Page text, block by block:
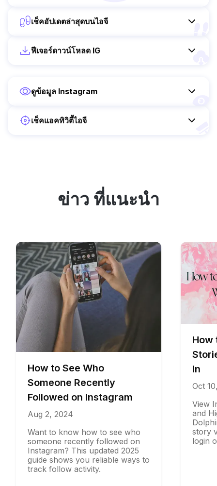
เช็คอัปเดตล่าสุดบนไอจี
ฟีเจอร์ดาวน์โหลด IG
ดูข้อมูล Instagram
เช็คแอคทิวิตี้ไอจี
ข่าว ที่แนะนำ
How to See Who
Someone Recently
Followed on Instagram
Aug 2, 2024
Want to know how to see who
someone recently followed on
Instagram? This updated 2025
guide shows you reliable ways to
track follow activity.
How to
Stories
Oct 10,
View
and
story
login or